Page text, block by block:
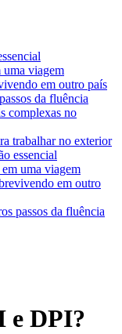
uma viagem
em outro país
da fluência
complexas no
trabalhar no exterior
essencial
uma viagem
em outro
passos da fluência
e DPI?